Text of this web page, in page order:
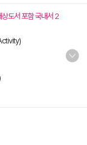
도서 포함 국내서 2